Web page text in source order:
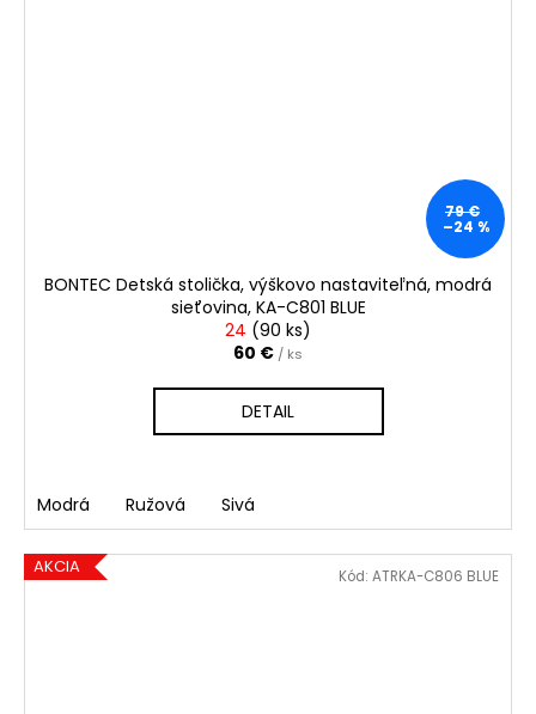
79 €
–24 %
BONTEC Detská stolička, výškovo nastaviteľná, modrá
sieťovina, KA-C801 BLUE
24 (90 ks)
60 € / ks
DETAIL
Modrá Ružová Sivá
AKCIA Kód: ATRKA-C806 BLUE